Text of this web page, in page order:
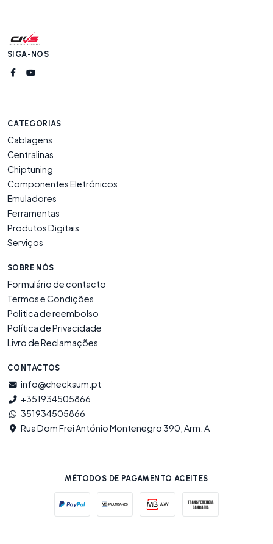
SIGA-NOS
CATEGORIAS
Cablagens
Centralinas
Chiptuning
Componentes Eletrónicos
Emuladores
Ferramentas
Produtos Digitais
Serviços
SOBRE NÓS
Formulário de contacto
Termos e Condições
Politica de reembolso
Política de Privacidade
Livro de Reclamações
CONTACTOS
info@checksum.pt
+351934505866
351934505866
Rua Dom Frei António Montenegro 390, Arm. A
MÉTODOS DE PAGAMENTO ACEITES